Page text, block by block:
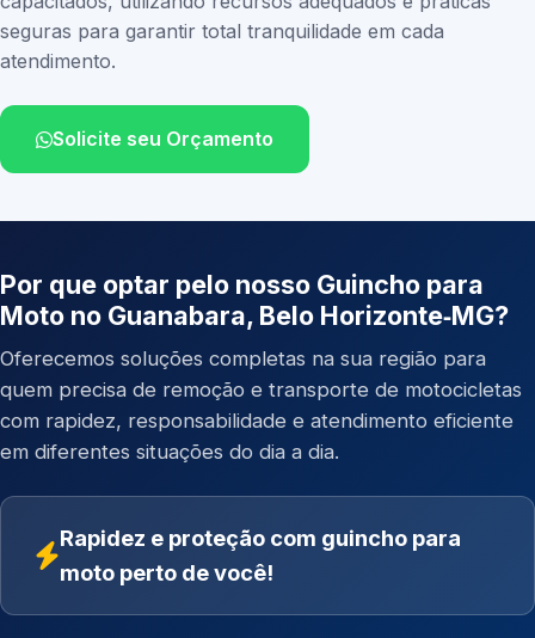
seguras para garantir total tranquilidade em cada
atendimento.
Solicite seu Orçamento
Por que optar pelo nosso Guincho para
Moto no Guanabara, Belo Horizonte‑MG?
Oferecemos soluções completas na sua região para
quem precisa de remoção e transporte de motocicletas
com rapidez, responsabilidade e atendimento eficiente
em diferentes situações do dia a dia.
Rapidez e proteção com guincho para
moto perto de você!